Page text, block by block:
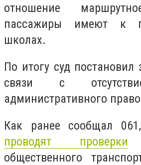
отношение
пассажиры имеют к
школах.
По итогу суд постановил
связи с
административного
Как ранее сообщал
проводят проверки
общественного